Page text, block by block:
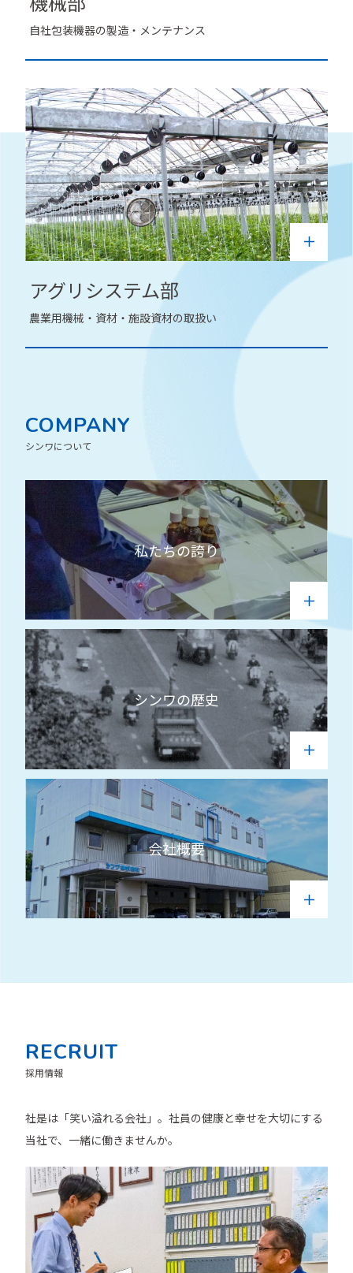
自社包装機器の製造・メンテナンス
アグリシステム部
農業用機械・資材・施設資材の取扱い
COMPANY
シンワについて
私たちの誇り
シンワの歴史
会社概要
RECRUIT
採用情報
社是は「笑い溢れる会社」。社員の健康と幸せを大切にする
当社で、一緒に働きませんか。